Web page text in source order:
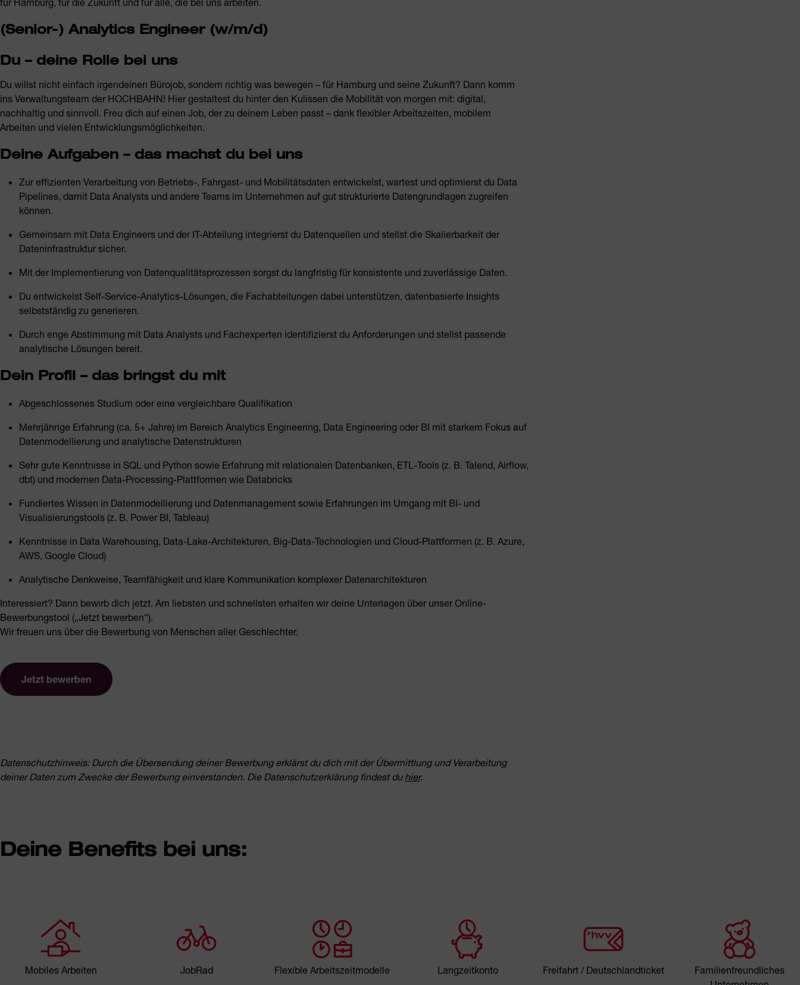
(Senior-) Analytics Engineer (w/m/d)
Du – deine Rolle bei uns
Du willst nicht einfach irgendeinen Bürojob, sondern richtig was bewegen – für Hamburg und seine Zukunft? Dann komm
ins Verwaltungsteam der HOCHBAHN! Hier gestaltest du hinter den Kulissen die Mobilität von morgen mit: digital,
nachhaltig und sinnvoll. Freu dich auf einen Job, der zu deinem Leben passt – dank flexibler Arbeitszeiten, mobilem
Arbeiten und vielen Entwicklungsmöglichkeiten.
Deine Aufgaben – das machst du bei uns
Zur effizienten Verarbeitung von Betriebs-, Fahrgast- und Mobilitätsdaten entwickelst, wartest und optimierst du Data
Pipelines, damit Data Analysts und andere Teams im Unternehmen auf gut strukturierte Datengrundlagen zugreifen
können.
Gemeinsam mit Data Engineers und der IT-Abteilung integrierst du Datenquellen und stellst die Skalierbarkeit der
Dateninfrastruktur sicher.
Mit der Implementierung von Datenqualitätsprozessen sorgst du langfristig für konsistente und zuverlässige Daten.
Du entwickelst Self-Service-Analytics-Lösungen, die Fachabteilungen dabei unterstützen, datenbasierte Insights
selbstständig zu generieren.
Durch enge Abstimmung mit Data Analysts und Fachexperten identifizierst du Anforderungen und stellst passende
analytische Lösungen bereit.
Dein Profil – das bringst du mit
Abgeschlossenes Studium oder eine vergleichbare Qualifikation
Mehrjährige Erfahrung (ca. 5+ Jahre) im Bereich Analytics Engineering, Data Engineering oder BI mit starkem Fokus auf
Datenmodellierung und analytische Datenstrukturen
Sehr gute Kenntnisse in SQL und Python sowie Erfahrung mit relationalen Datenbanken, ETL-Tools (z. B. Talend, Airflow,
dbt) und modernen Data-Processing-Plattformen wie Databricks
Fundiertes Wissen in Datenmodellierung und Datenmanagement sowie Erfahrungen im Umgang mit BI- und
Visualisierungstools (z. B. Power BI, Tableau)
Kenntnisse in Data Warehousing, Data-Lake-Architekturen, Big-Data-Technologien und Cloud-Plattformen (z. B. Azure,
AWS, Google Cloud)
Analytische Denkweise, Teamfähigkeit und klare Kommunikation komplexer Datenarchitekturen
Interessiert? Dann bewirb dich jetzt. Am liebsten und schnellsten erhalten wir deine Unterlagen über unser Online-
Bewerbungstool („Jetzt bewerben“).
Wir freuen uns über die Bewerbung von Menschen aller Geschlechter.
Jetzt bewerben
Datenschutzhinweis: Durch die Übersendung deiner Bewerbung erklärst du dich mit der Übermittlung und Verarbeitung
deiner Daten zum Zwecke der Bewerbung einverstanden. Die Datenschutzerklärung findest du hier.
Deine Benefits bei uns:
Mobiles Arbeiten JobRad Flexible Arbeitszeitmodelle Langzeitkonto Freifahrt / Deutschlandticket
Familienfreundliches